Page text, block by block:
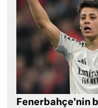
Fenerbahçe’nin